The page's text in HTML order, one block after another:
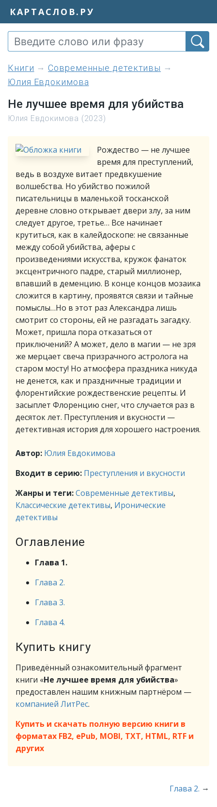
КАРТАСЛОВ.РУ
книги
Современные детективы
Юлия Евдокимова
Не лучшее время для убийства
Юлия Евдокимова (2023)
Рождество — не лучшее
время для преступлений,
ведь в воздухе витает предвкушение
волшебства. Но убийство пожилой
писательницы в маленькой тосканской
деревне словно открывает двери злу, за ним
следует другое, третье… Все начинает
крутиться, как в калейдоскопе: не связанные
между собой убийства, аферы с
произведениями искусства, кружок фанаток
эксцентричного падре, старый миллионер,
впавший в деменцию. В конце концов мозаика
сложится в картину, проявятся связи и тайные
помыслы…Но в этот раз Александра лишь
смотрит со стороны, ей не разгадать загадку.
Может, пришла пора отказаться от
приключений? А может, дело в магии — не зря
же мерцает свеча призрачного астролога на
старом мосту! Но атмосфера праздника никуда
не денется, как и праздничные традиции и
флорентийские рождественские рецепты. И
засыплет Флоренцию снег, что случается раз в
десяток лет. Преступления и вкусности —
детективная история для хорошего настроения.
Автор: Юлия Евдокимова
Входит в серию: Преступления и вкусности
Жанры и теги:Современные детективы,
Классические детективы, Иронические
детективы
Оглавление
Глава 1.
Глава 2.
Глава 3.
Глава 4.
Купить книгу
Приведённый ознакомительный фрагмент
книги «Не лучшее время для убийства»
предоставлен нашим книжным партнёром —
компанией ЛитРес.
Купить и скачать полную версию книги в
форматах FB2, ePub, MOBI, TXT, HTML, RTF и
других
Глава 2. →